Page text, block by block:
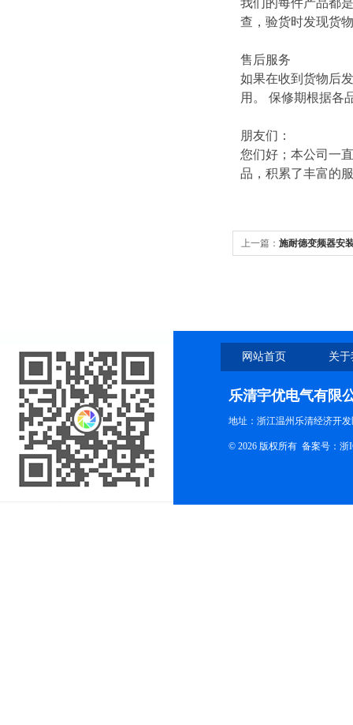
我们的每件产品都
查，验货时发现货
售后服务
如果在收到货物后
用。 保修期根据各
朋友们：
您们好；本公司一
品，积累了丰富的
上一篇： 施耐德变频器安
网站首页 关
乐清宇优电气有限
地址：浙江温州乐清经济开
© 2026 版权所有 备案号：浙